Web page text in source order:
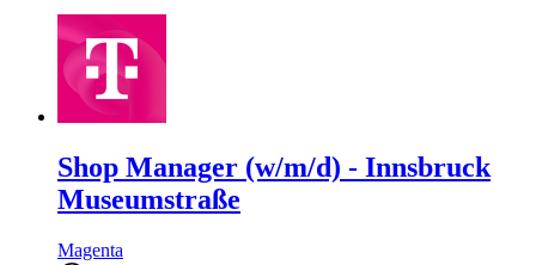
Shop Manager (w/m/d) - Innsbruck
Museumstraße
Magenta